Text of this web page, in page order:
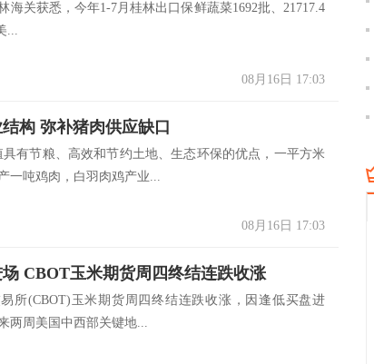
海关获悉，今年1-7月桂林出口保鲜蔬菜1692批、21717.4
...
08月16日 17:03
构 弥补猪肉供应缺口
具有节粮、高效和节约土地、生态环保的优点，一平方米
一吨鸡肉，白羽肉鸡产业...
08月16日 17:03
CBOT玉米期货周四终结连跌收涨
所(CBOT)玉米期货周四终结连跌收涨，因逢低买盘进
两周美国中西部关键地...